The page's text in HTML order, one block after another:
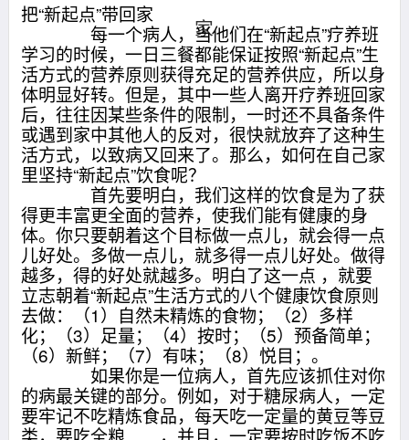
家
把“新起点”带回家
每一个病人，当他们在“新起点”疗养班
学习的时候，一日三餐都能保证按照“新起点”生
活方式的营养原则获得充足的营养供应，所以身
体明显好转。但是，其中一些人离开疗养班回家
后，往往因某些条件的限制，一时还不具备条件
或遇到家中其他人的反对，很快就放弃了这种生
活方式，以致病又回来了。那么，如何在自己家
里坚持“新起点”饮食呢？
首先要明白，我们这样的饮食是为了获
得更丰富更全面的营养，使我们能有健康的身
体。你只要朝着这个目标做一点儿，就会得一点
儿好处。多做一点儿，就多得一点儿好处。做得
越多，得的好处就越多。明白了这一点 ，就要
立志朝着“新起点”生活方式的八个健康饮食原则
去做：（1）自然未精炼的食物；（2）多样
化；（3）足量；（4）按时；（5）预备简单；
（6）新鲜；（7）有味；（8）悦目；。
如果你是一位病人，首先应该抓住对你
的病最关键的部分。例如，对于糖尿病人，一定
要牢记不吃精炼食品，每天吃一定量的黄豆等豆